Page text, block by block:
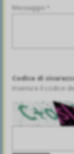
Messaggio *
Codice di
Inserisce il codice